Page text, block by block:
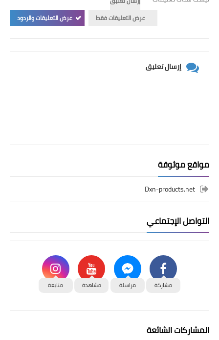
عرض التعليقات فقط
عرض التعليقات والردود
إرسال تعليق
مواقع موثوقة
Dxn-products.net
التواصل الإجتماعي
مشاركة مراسلة مشاهدة متابعة
المشاركات الشائعة